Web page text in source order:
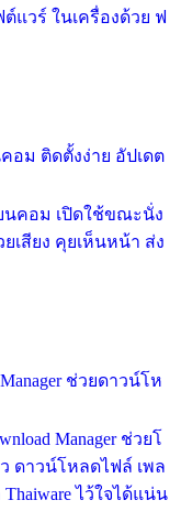
แวร์ ในเครื่องด้วย ฟ
อม ติดตั้งง่าย อัปเดต
นคอม เปิดใช้ขณะนั่ง
เสียง คุยเห็นหน้า ส่ง
ช่วยดาวน์โห
Manager ช่วยโ
ดาวน์โหลดไฟล์ เพล
ไว้ใจได้แน่น